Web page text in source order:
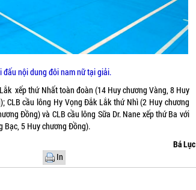
đấu nội dung đôi nam nữ tại giải.
xếp thứ Nhất toàn đoàn (14 Huy chương Vàng, 8 Huy
CLB cầu lông Hy Vọng Đắk Lắk thứ Nhì (2 Huy chương
Đồng) và CLB cầu lông Sữa Dr. Nane xếp thứ Ba với
Bạc, 5 Huy chương Đồng).
Bá Lục
In